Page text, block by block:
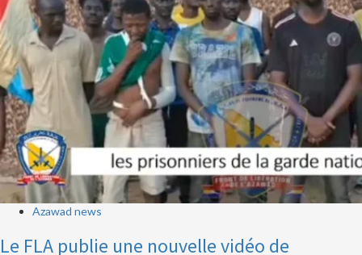
Azawad news
Le FLA publie une nouvelle vidéo de